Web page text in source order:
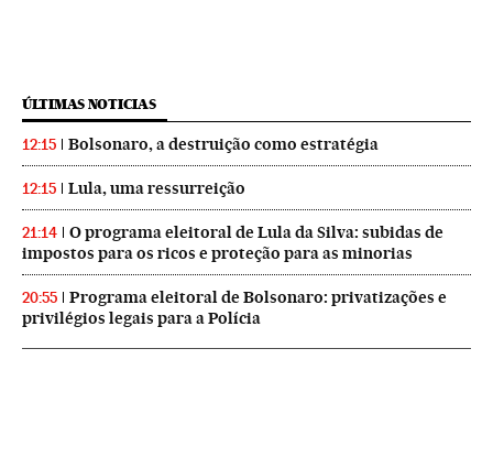
ÚLTIMAS NOTICIAS
12:15 Bolsonaro, a destruição como estratégia
12:15 Lula, uma ressurreição
21:14
O programa eleitoral de Lula da Silva: subidas de
impostos para os ricos e proteção para as minorias
20:55
Programa eleitoral de Bolsonaro: privatizações e
privilégios legais para a Polícia